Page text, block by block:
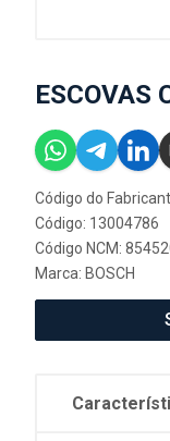
ESCOVAS
Código do
Código: 13004786
Código NCM:
Marca: BOSCH